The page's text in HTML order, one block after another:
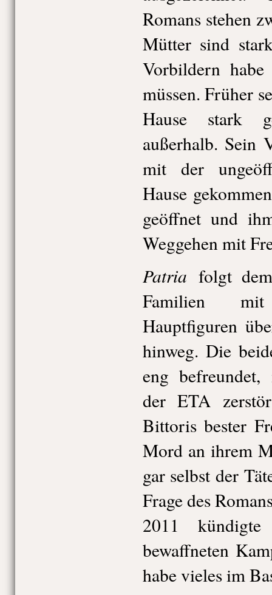
Romans stehen
Mütter sind
Vorbildern
müssen. Früher
Hause stark
außerhalb. Sein
mit der
Hause
geöffnet und
Weggehen mit
Patria folgt
Familien
Hauptfiguren
hinweg. Die
eng
der ETA
Bittoris bester
Mord an ihrem
gar selbst der
Frage des
2011
bewaffneten
habe vieles im